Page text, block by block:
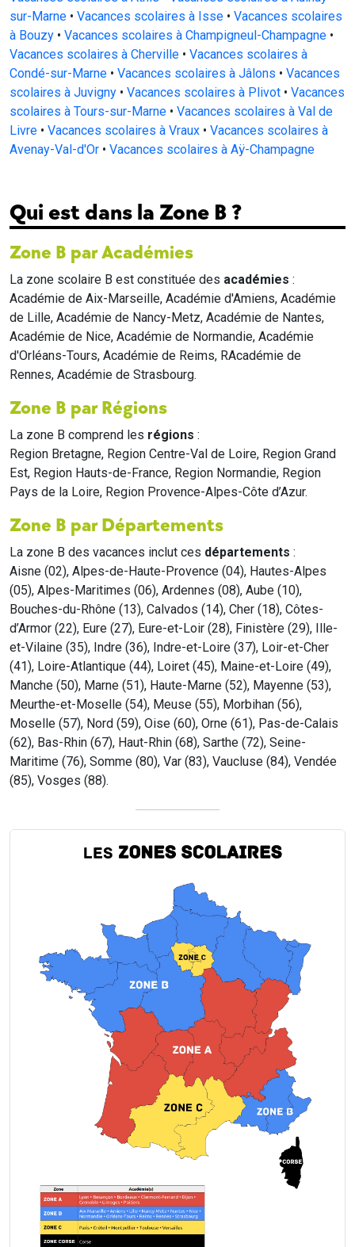
sur-Marne • Vacances scolaires à Isse • Vacances scolaires
à Bouzy • Vacances scolaires à Champigneul-Champagne •
Vacances scolaires à Cherville • Vacances scolaires à
Condé-sur-Marne • Vacances scolaires à Jâlons • Vacances
scolaires à Juvigny • Vacances scolaires à Plivot • Vacances
scolaires à Tours-sur-Marne • Vacances scolaires à Val de
Livre • Vacances scolaires à Vraux • Vacances scolaires à
Avenay-Val-d'Or • Vacances scolaires à Aÿ-Champagne
Qui est dans la Zone B ?
Zone B par Académies
La zone scolaire B est constituée des académies :
Académie de Aix-Marseille, Académie d'Amiens, Académie
de Lille, Académie de Nancy-Metz, Académie de Nantes,
Académie de Nice, Académie de Normandie, Académie
d'Orléans-Tours, Académie de Reims, RAcadémie de
Rennes, Académie de Strasbourg.
Zone B par Régions
La zone B comprend les régions :
Region Bretagne, Region Centre-Val de Loire, Region Grand
Est, Region Hauts-de-France, Region Normandie, Region
Pays de la Loire, Region Provence-Alpes-Côte d’Azur.
Zone B par Départements
La zone B des vacances inclut ces départements :
Aisne (02), Alpes-de-Haute-Provence (04), Hautes-Alpes
(05), Alpes-Maritimes (06), Ardennes (08), Aube (10),
Bouches-du-Rhône (13), Calvados (14), Cher (18), Côtes-
d’Armor (22), Eure (27), Eure-et-Loir (28), Finistère (29), Ille-
et-Vilaine (35), Indre (36), Indre-et-Loire (37), Loir-et-Cher
(41), Loire-Atlantique (44), Loiret (45), Maine-et-Loire (49),
Manche (50), Marne (51), Haute-Marne (52), Mayenne (53),
Meurthe-et-Moselle (54), Meuse (55), Morbihan (56),
Moselle (57), Nord (59), Oise (60), Orne (61), Pas-de-Calais
(62), Bas-Rhin (67), Haut-Rhin (68), Sarthe (72), Seine-
Maritime (76), Somme (80), Var (83), Vaucluse (84), Vendée
(85), Vosges (88).